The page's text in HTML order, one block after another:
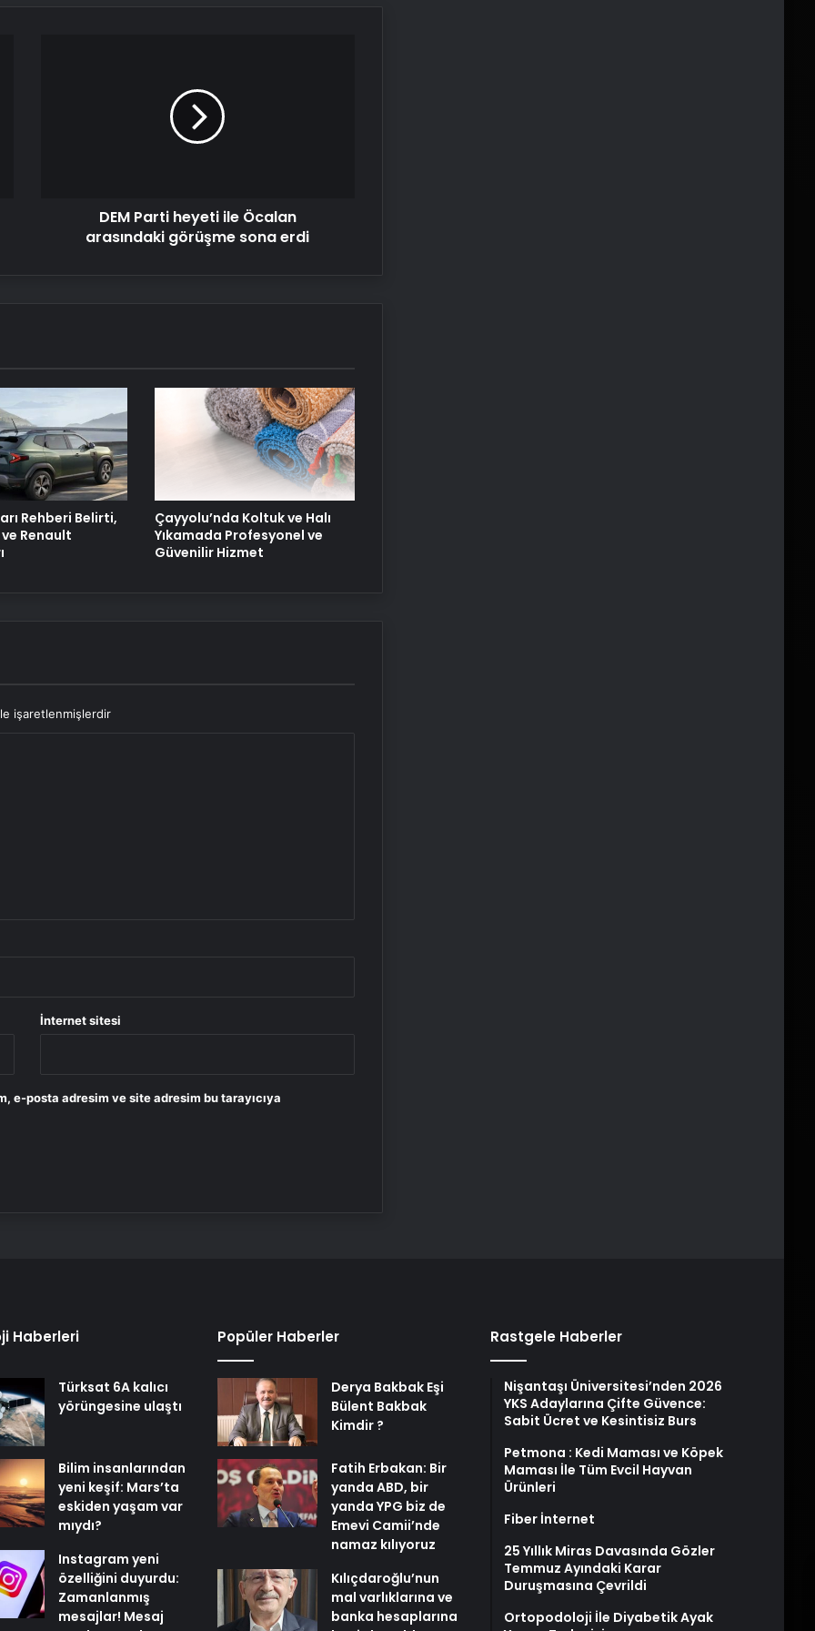
DEM Parti heyeti ile Öcalan
arasındaki görüşme sona erdi
Rehberi Belirti,
Renault
Çayyolu’nda Koltuk ve Halı
Yıkamada Profesyonel ve
Güvenilir Hizmet
işaretlenmişlerdir
İnternet sitesi
e-posta adresim ve site adresim bu tarayıcıya
Haberleri
Türksat 6A kalıcı
yörüngesine ulaştı
Bilim insanlarından
yeni keşif: Mars’ta
eskiden yaşam var
mıydı?
Instagram yeni
özelliğini duyurdu:
Zamanlanmış
mesajlar! Mesaj
Popüler Haberler
Derya Bakbak Eşi
Bülent Bakbak
Kimdir ?
Fatih Erbakan: Bir
yanda ABD, bir
yanda YPG biz de
Emevi Camii’nde
namaz kılıyoruz
Kılıçdaroğlu’nun
mal varlıklarına ve
banka hesaplarına
Rastgele Haberler
Nişantaşı Üniversitesi’nden 2026
YKS Adaylarına Çifte Güvence:
Sabit Ücret ve Kesintisiz Burs
Petmona : Kedi Maması ve Köpek
Maması İle Tüm Evcil Hayvan
Ürünleri
Fiber İnternet
25 Yıllık Miras Davasında Gözler
Temmuz Ayındaki Karar
Duruşmasına Çevrildi
Ortopodoloji İle Diyabetik Ayak